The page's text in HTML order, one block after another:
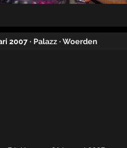
2007 · Palazz · Woerden